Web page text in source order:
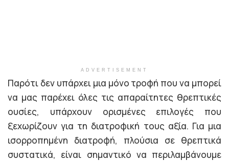
ADVERTISEMENT
Παρότι δεν υπάρχει μια μόνο τροφή που να μπορεί
να μας παρέχει όλες τις απαραίτητες θρεπτικές
ουσίες, υπάρχουν ορισμένες επιλογές που
ξεχωρίζουν για τη διατροφική τους αξία. Για μια
ισορροπημένη διατροφή, πλούσια σε θρεπτικά
συστατικά, είναι σημαντικό να περιλαμβάνουμε